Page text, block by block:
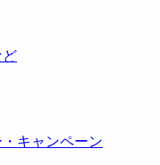
キャンペーン